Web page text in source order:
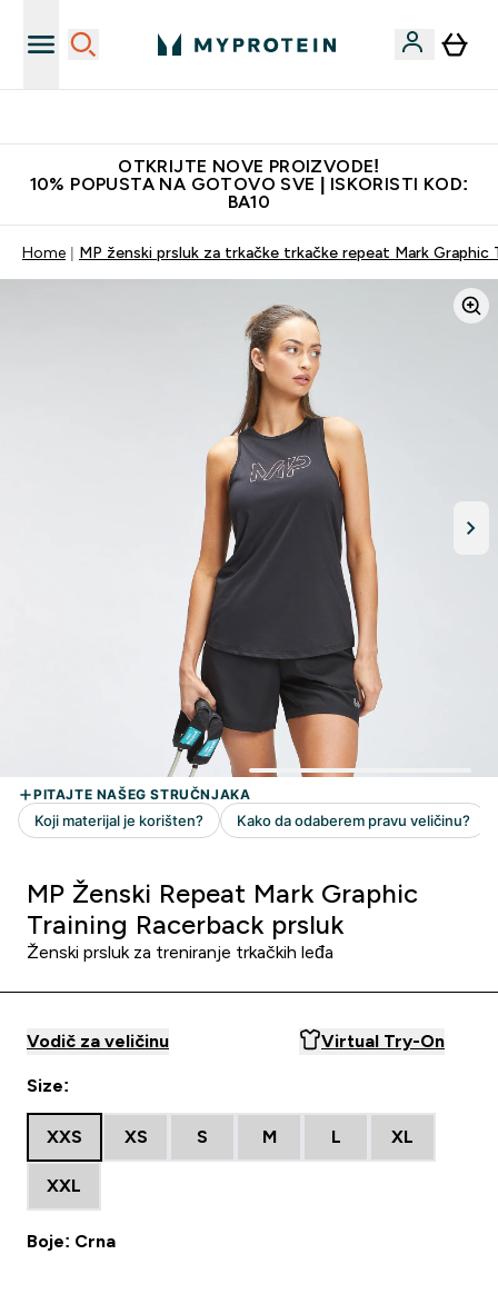
OTKRIJTE NOVE PROIZVODE!
10% POPUSTA NA GOTOVO SVE | ISKORISTI KOD:
BA10
Home MP ženski prsluk za trkačke trkačke repeat Mark Graphic
MP Ženski Repeat Mark Graphic
Training Racerback prsluk
Ženski prsluk za treniranje trkačkih leđa
Vodič za veličinu Virtual Try-On
Size:
XXS XS S M L XL
XXL
Boje: Crna